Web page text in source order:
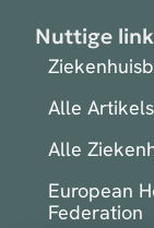
Nuttige
Alle Artikels
Alle
European
Federation